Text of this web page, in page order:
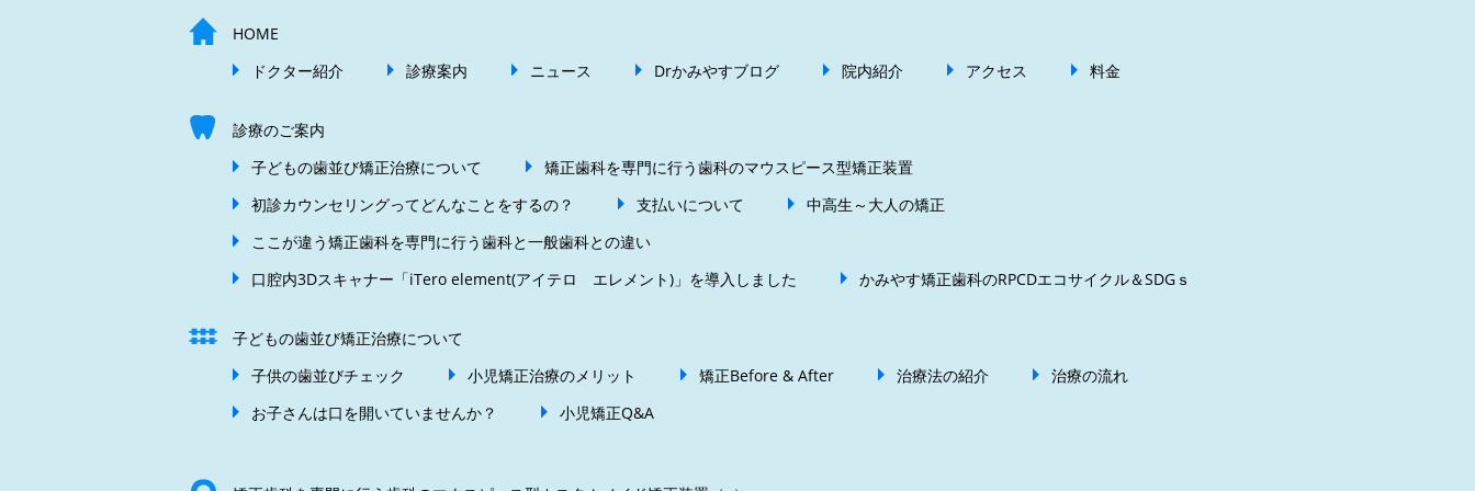
HOME
ドクター紹介
診療案内 ニュース Drかみやすブログ 院内紹介 アクセス 料金
診療のご案内
子どもの歯並び矯正治療について
矯正歯科を専門に行う歯科のマウスピース型矯正装置
初診カウンセリングってどんなことをするの？
支払いについて
中高生～大人の矯正
ここが違う矯正歯科を専門に行う歯科と一般歯科との違い
口腔内3Dスキャナー「iTero element(アイテロ エレメント)」を導入しました
かみやす矯正歯科のRPCDエコサイクル＆SDGｓ
子どもの歯並び矯正治療について
子供の歯並びチェック
小児矯正治療のメリット 矯正Before & After 治療法の紹介
治療の流れ
お子さんは口を開いていませんか？
小児矯正Q&A